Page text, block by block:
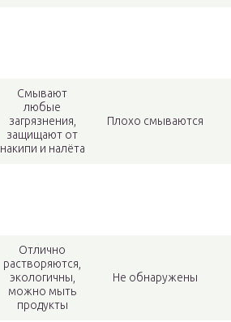
Смывают
любые
загрязнения,
защищают от
накипи и налёта
Плохо смываются
Отлично
растворяются,
экологичны,
можно мыть
продукты
Не обнаружены